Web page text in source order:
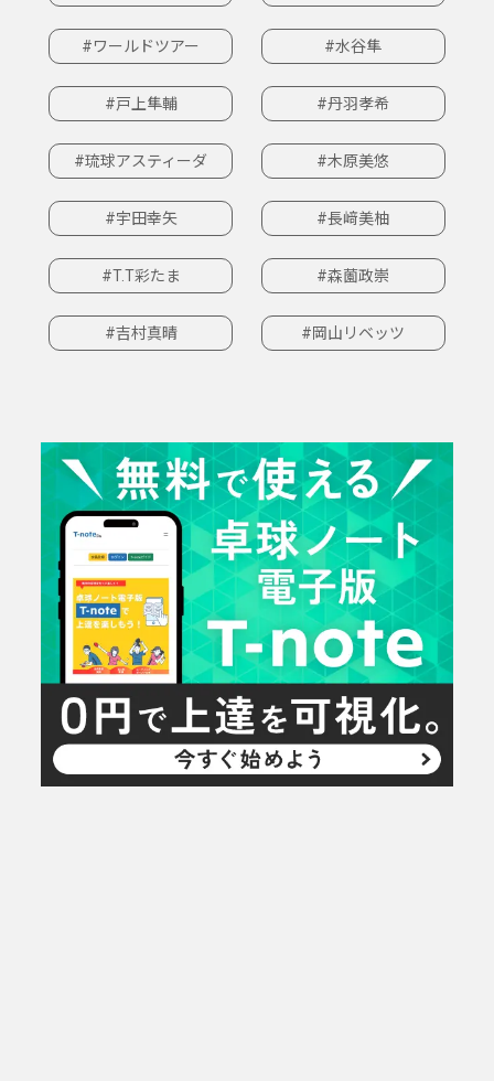
#ワールドツアー #水谷隼
#戸上隼輔 #丹羽孝希
#琉球アスティーダ #木原美悠
#宇田幸矢 #長﨑美柚
#T.T彩たま #森薗政崇
#吉村真晴 #岡山リベッツ